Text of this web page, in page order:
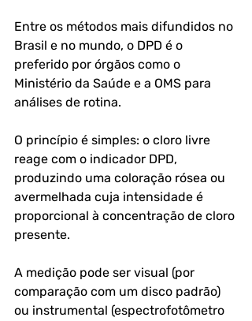
Entre os métodos mais difundidos no
Brasil e no mundo, o DPD é o
preferido por órgãos como o
Ministério da Saúde e a OMS para
análises de rotina.
O princípio é simples: o cloro livre
reage com o indicador DPD,
produzindo uma coloração rósea ou
avermelhada cuja intensidade é
proporcional à concentração de cloro
presente.
A medição pode ser visual (por
comparação com um disco padrão)
ou instrumental (espectrofotômetro